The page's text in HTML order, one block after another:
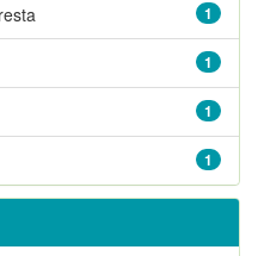
1
1
1
1